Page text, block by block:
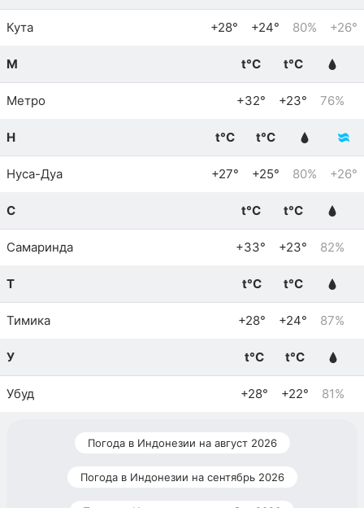
Кута +28° +24° 80% +26°
М t°C t°C
Метро +32° +23° 76%
Н t°C t°C
Нуса-Дуа +27° +25° 80% +26°
С t°C t°C
Самаринда +33° +23° 82%
Т t°C t°C
Тимика +28° +24° 87%
У t°C t°C
Убуд +28° +22° 81%
Погода в Индонезии на август 2026
Погода в Индонезии на сентябрь 2026